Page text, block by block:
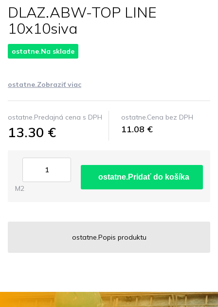
DLAZ.ABW-TOP LINE
10x10siva
ostatne.Na sklade
ostatne.Zobraziť viac
ostatne.Predajná cena s DPH
13.30 €
ostatne.Cena bez DPH
11.08 €
M2
ostatne.Pridať do košíka
ostatne.Popis produktu